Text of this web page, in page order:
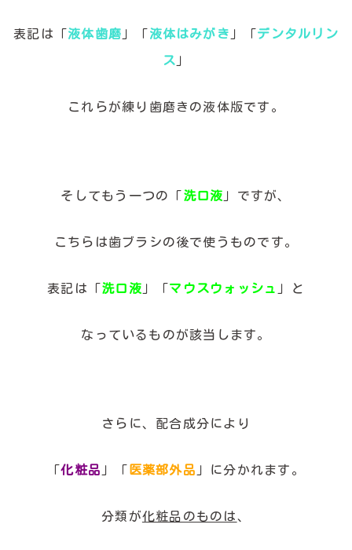
表記は「液体歯磨 」「 液体はみがき 」「デンタルリン
ス 」
これらが練り歯磨きの液体版です。
そしてもう一つの「 洗口液 」ですが、
こちらは歯ブラシの後で使うものです。
表記は「洗口液 」「マウスウォッシュ 」と
なっているものが該当します。
さらに、配合成分により
「化粧品 」「 医薬部外品 」に分かれます。
分類が化粧品のものは、